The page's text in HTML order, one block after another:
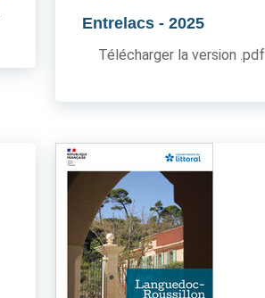
Entrelacs - 2025
Télécharger la version .pdf